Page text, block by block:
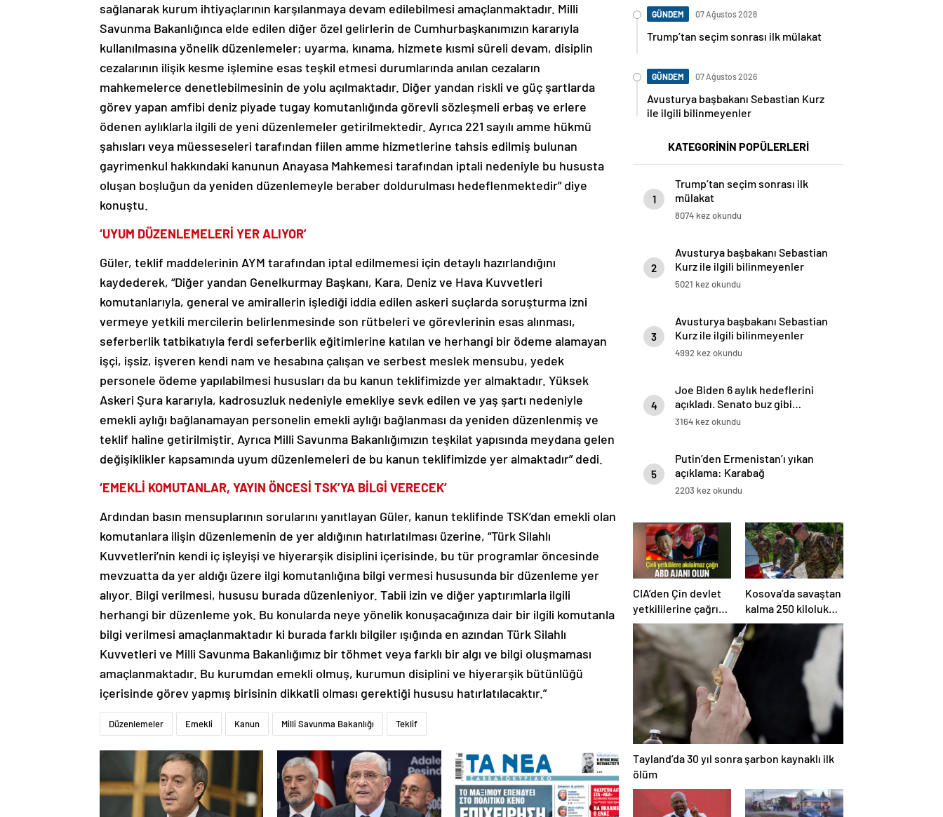
sağlanarak kurum ihtiyaçlarının karşılanmaya devam edilebilmesi amaçlanmaktadır. Milli
Savunma Bakanlığınca elde edilen diğer özel gelirlerin de Cumhurbaşkanımızın kararıyla
kullanılmasına yönelik düzenlemeler; uyarma, kınama, hizmete kısmi süreli devam, disiplin
cezalarının ilişik kesme işlemine esas teşkil etmesi durumlarında anılan cezaların
mahkemelerce denetlebilmesinin de yolu açılmaktadır. Diğer yandan riskli ve güç şartlarda
görev yapan amfibi deniz piyade tugay komutanlığında görevli sözleşmeli erbaş ve erlere
ödenen aylıklarla ilgili de yeni düzenlemeler getirilmektedir. Ayrıca 221 sayılı amme hükmü
şahısları veya müesseseleri tarafından fiilen amme hizmetlerine tahsis edilmiş bulunan
gayrimenkul hakkındaki kanunun Anayasa Mahkemesi tarafından iptali nedeniyle bu hususta
oluşan boşluğun da yeniden düzenlemeyle beraber doldurulması hedeflenmektedir” diye
konuştu.
‘UYUM DÜZENLEMELERİ YER ALIYOR’
Güler, teklif maddelerinin AYM tarafından iptal edilmemesi için detaylı hazırlandığını
kaydederek, “Diğer yandan Genelkurmay Başkanı, Kara, Deniz ve Hava Kuvvetleri
komutanlarıyla, general ve amirallerin işlediği iddia edilen askeri suçlarda soruşturma izni
vermeye yetkili mercilerin belirlenmesinde son rütbeleri ve görevlerinin esas alınması,
seferberlik tatbikatıyla ferdi seferberlik eğitimlerine katılan ve herhangi bir ödeme alamayan
işçi, işsiz, işveren kendi nam ve hesabına çalışan ve serbest meslek mensubu, yedek
personele ödeme yapılabilmesi hususları da bu kanun teklifimizde yer almaktadır. Yüksek
Askeri Şura kararıyla, kadrosuzluk nedeniyle emekliye sevk edilen ve yaş şartı nedeniyle
emekli aylığı bağlanamayan personelin emekli aylığı bağlanması da yeniden düzenlenmiş ve
teklif haline getirilmiştir. Ayrıca Milli Savunma Bakanlığımızın teşkilat yapısında meydana gelen
değişiklikler kapsamında uyum düzenlemeleri de bu kanun teklifimizde yer almaktadır” dedi.
‘EMEKLİ KOMUTANLAR, YAYIN ÖNCESİ TSK’YA BİLGİ VERECEK’
Ardından basın mensuplarının sorularını yanıtlayan Güler, kanun teklifinde TSK’dan emekli olan
komutanlara ilişin düzenlemenin de yer aldığının hatırlatılması üzerine, “Türk Silahlı
Kuvvetleri’nin kendi iç işleyişi ve hiyerarşik disiplini içerisinde, bu tür programlar öncesinde
mevzuatta da yer aldığı üzere ilgi komutanlığına bilgi vermesi hususunda bir düzenleme yer
alıyor. Bilgi verilmesi, hususu burada düzenleniyor. Tabii izin ve diğer yaptırımlarla ilgili
herhangi bir düzenleme yok. Bu konularda neye yönelik konuşacağınıza dair bir ilgili komutanla
bilgi verilmesi amaçlanmaktadır ki burada farklı bilgiler ışığında en azından Türk Silahlı
Kuvvetleri ve Milli Savunma Bakanlığımız bir töhmet veya farklı bir algı ve bilgi oluşmaması
amaçlanmaktadır. Bu kurumdan emekli olmuş, kurumun disiplini ve hiyerarşik bütünlüğü
içerisinde görev yapmış birisinin dikkatli olması gerektiği hususu hatırlatılacaktır.”
Düzenlemeler Emekli Kanun Milli Savunma Bakanlığı Teklif
GÜNDEM 07 Ağustos 2026
Trump’tan seçim sonrası ilk mülakat
GÜNDEM 07 Ağustos 2026
Avusturya başbakanı Sebastian Kurz
ile ilgili bilinmeyenler
KATEGORİNİN POPÜLERLERİ
1
Trump’tan seçim sonrası ilk
mülakat
8074 kez okundu
2
Avusturya başbakanı Sebastian
Kurz ile ilgili bilinmeyenler
5021 kez okundu
3
Avusturya başbakanı Sebastian
Kurz ile ilgili bilinmeyenler
4992 kez okundu
4
Joe Biden 6 aylık hedeflerini
açıkladı. Senato buz gibi…
3164 kez okundu
5
Putin’den Ermenistan’ı yıkan
açıklama: Karabağ
Azerbaycan’ın ayrılmaz bir
2203 kez okundu
CIA’den Çin devlet
yetkililerine çağrı:
ABD ajanı olun
Kosova’da savaştan
kalma 250 kiloluk
bomba imha edildi
Tayland’da 30 yıl sonra şarbon kaynaklı ilk
ölüm